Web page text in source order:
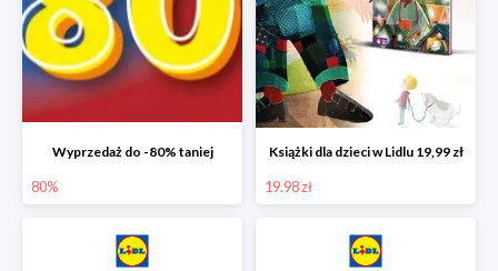
Wyprzedaż do -80% taniej
80%
Książki dla dzieci w Lidlu 19,99 zł
19.98 zł